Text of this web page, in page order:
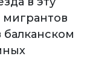
мигрантов
балканском